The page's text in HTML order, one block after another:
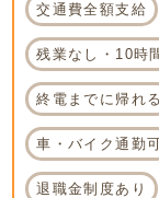
交通費全額支給
残業なし・10時
終電までに帰れる
車・バイク通勤
退職金制度あり